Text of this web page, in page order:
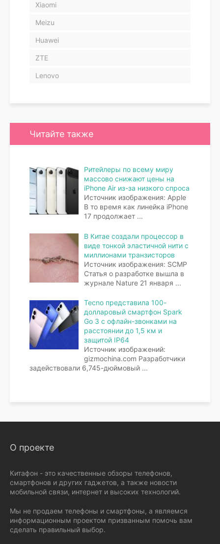
Xiaomi
Meizu
Huawei
ZTE
Lenovo
Читайте также
Ритейлеры по всему миру
массово снижают цены на
iPhone Air из-за низкого спроса
Источник изображения: Apple
В то время как линейка iPhone
17 продолжает ...
В Китае создали процессор в
виде тонкой эластичной нити с
миллионами транзисторов
Источник изображения: SCMP
Статья о разработке вышла в
журнале Nature 21 января ...
Tecno представила 100-
долларовый смартфон Spark
Go 3 с офлайн-звонками на
расстоянии до 1,5 км и
защитой IP64
Источник изображений:
gizmochina.com Разработчики
задействовали 6,745-дюймовый ...
О проекте
Китафон - это качественные обзоры телефонов,
смартфонов и других гаджетов, а также новости
мобильной связи, интернет и высоких технологий.
Мы не продаем телефоны и смартфоны, а являемся
информационным проектом призванным помочь вам
сделать правильный выбор.